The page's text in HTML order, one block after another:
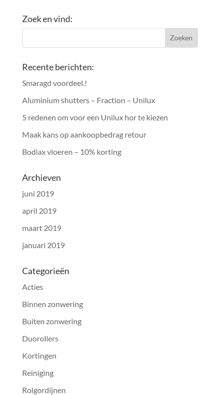
Zoek en vind:
Recente berichten:
Smaragd voordeel.!
Aluminium shutters – Fraction – Unilux
5 redenen om voor een Unilux hor te kiezen
Maak kans op aankoopbedrag retour
Bodiax vloeren – 10% korting
Archieven
juni 2019
april 2019
maart 2019
januari 2019
Categorieën
Acties
Binnen zonwering
Buiten zonwering
Duorollers
Kortingen
Reiniging
Rolgordijnen